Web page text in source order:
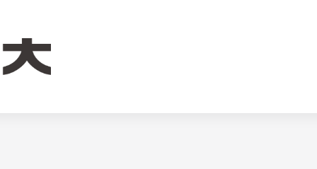
3.0Ah摄影器材18650锂